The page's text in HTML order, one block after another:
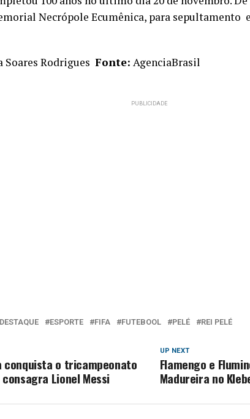
Necrópole Ecumênica, para sepultamento
Soares Rodrigues Fonte: AgenciaBrasil
DESTAQUE ESPORTE FIFA FUTEBOOL PELÉ REI PELÉ
UP NEXT
Flamengo e
Madureira no
conquista o tricampeonato
Lionel Messi